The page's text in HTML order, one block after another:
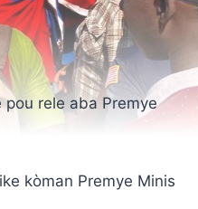
rele aba Premye
kòman Premye Minis